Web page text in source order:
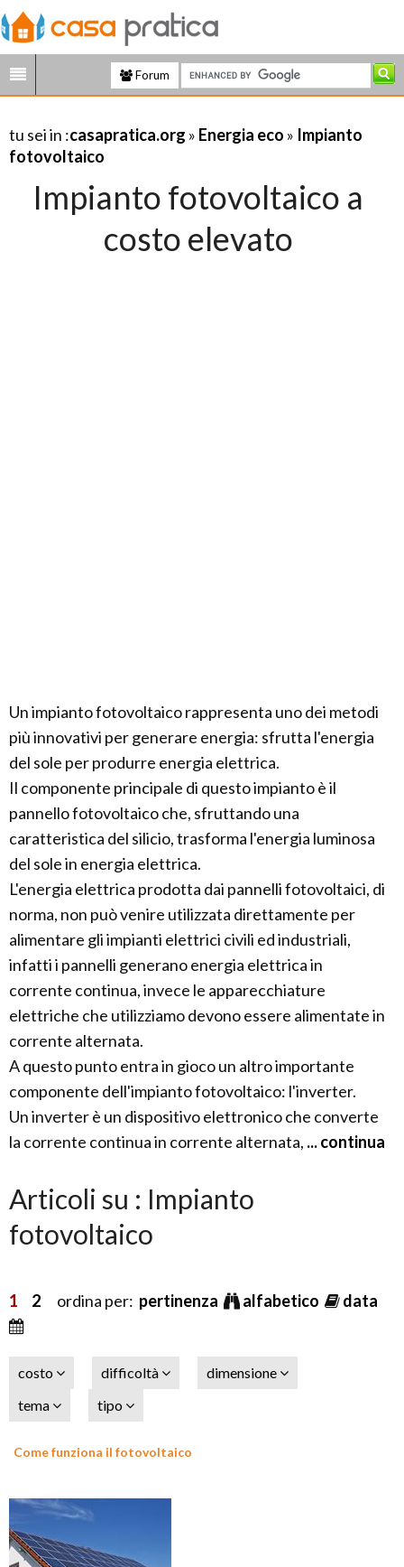
Forum
tu sei in :casapratica.org » Energia eco » Impianto
fotovoltaico
Impianto fotovoltaico a
costo elevato
Un impianto fotovoltaico rappresenta uno dei metodi
più innovativi per generare energia: sfrutta l'energia
del sole per produrre energia elettrica.
Il componente principale di questo impianto è il
pannello fotovoltaico che, sfruttando una
caratteristica del silicio, trasforma l'energia luminosa
del sole in energia elettrica.
L'energia elettrica prodotta dai pannelli fotovoltaici, di
norma, non può venire utilizzata direttamente per
alimentare gli impianti elettrici civili ed industriali,
infatti i pannelli generano energia elettrica in
corrente continua, invece le apparecchiature
elettriche che utilizziamo devono essere alimentate in
corrente alternata.
A questo punto entra in gioco un altro importante
componente dell'impianto fotovoltaico: l'inverter.
Un inverter è un dispositivo elettronico che converte
la corrente continua in corrente alternata, ... continua
Articoli su : Impianto
fotovoltaico
1 2 ordina per: pertinenza alfabetico data
costo difficoltà
dimensione
tema
tipo
Come funziona il fotovoltaico